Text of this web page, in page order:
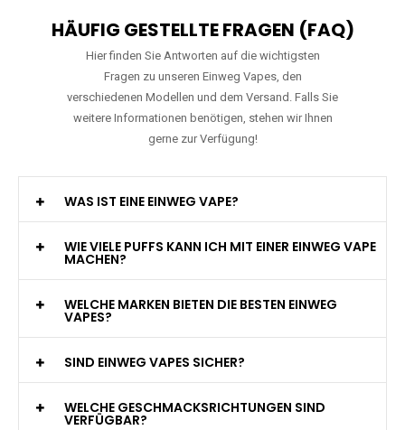
HÄUFIG GESTELLTE FRAGEN (FAQ)
Hier finden Sie Antworten auf die wichtigsten
Fragen zu unseren Einweg Vapes, den
verschiedenen Modellen und dem Versand. Falls Sie
weitere Informationen benötigen, stehen wir Ihnen
gerne zur Verfügung!
WAS IST EINE EINWEG VAPE?
WIE VIELE PUFFS KANN ICH MIT EINER EINWEG VAPE
MACHEN?
WELCHE MARKEN BIETEN DIE BESTEN EINWEG
VAPES?
SIND EINWEG VAPES SICHER?
WELCHE GESCHMACKSRICHTUNGEN SIND
VERFÜGBAR?